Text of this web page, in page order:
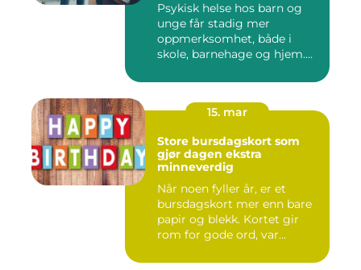
Psykisk helse hos barn og
unge får stadig mer
oppmerksomhet, både i
skole, barnehage og hjem.
15. mar
Store bursdagskort som
gjør dagen ekstra
minneverdig
Når noen fyller år, er et
bursdagskort mer enn bare
papir og blekk. Kortet gir
rom for gode ord, var...